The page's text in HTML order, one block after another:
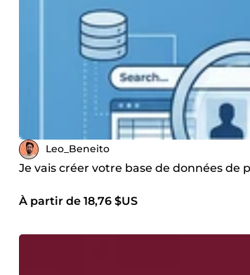
Leo_Beneito
Je vais créer votre base de données de
À partir de 18,76 $US